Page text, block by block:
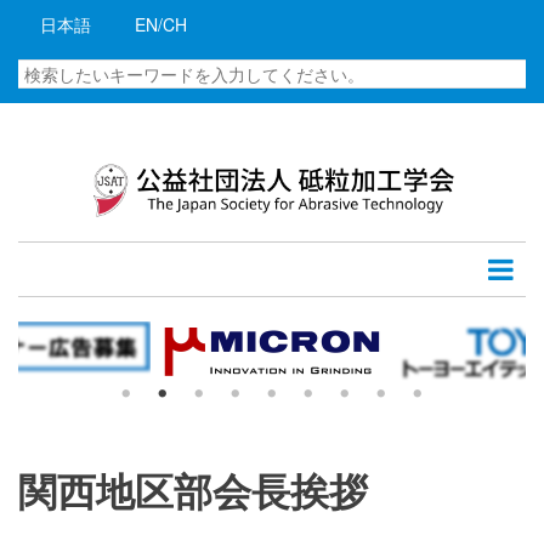
コ
に
動
日本語 EN/CH
検
索
関西地区部会長挨拶